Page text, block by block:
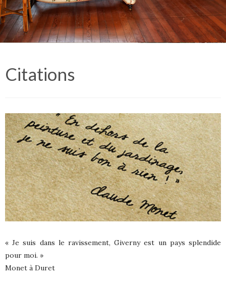
Citations
« Je suis dans le ravissement, Giverny est un pays splendide
pour moi. »
Monet à Duret